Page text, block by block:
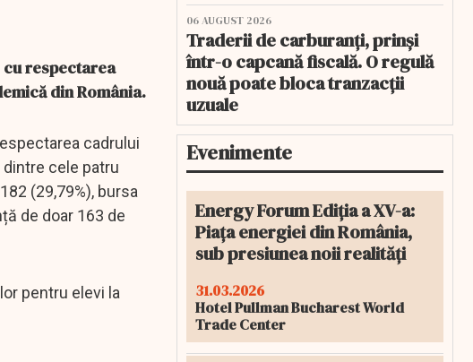
respectarea
din România.
cadrului
dintre cele patru
(29,79%), bursa
de doar 163 de
pentru elevi la
06 AUGUST 2026
Traderii de carburanți, prinși
într-o capcană fiscală. O regulă
nouă poate bloca tranzacții
uzuale
Evenimente
Energy Forum Ediția a XV-a:
Piața energiei din România,
sub presiunea noii realități
31.03.2026
Hotel Pullman Bucharest World
Trade Center